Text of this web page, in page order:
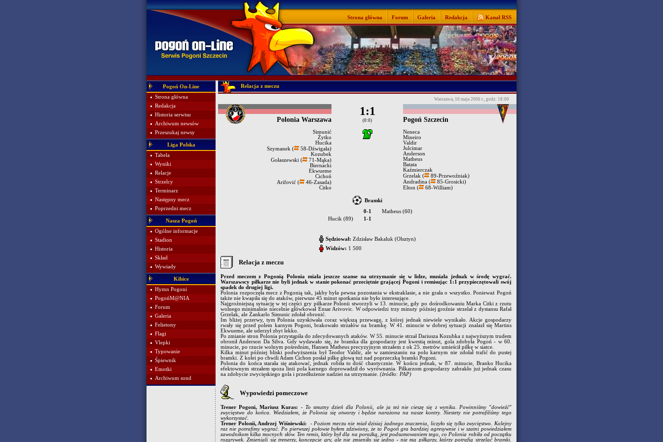
Strona główna Forum Galeria Redakcja Kanał RSS
Pogoń On-Line
Strona główna
Redakcja
Historia serwisu
Archiwum newsów
Przeszukaj newsy
Liga Polska
Tabela
Wyniki
Relacje
Strzelcy
Terminarz
Następny mecz
Poprzedni mecz
Nasza Pogoń
Ogólne informacje
Stadion
Historia
Skład
Wywiady
Kibice
Hymn Pogoni
PogońM@NIA
Forum
Galeria
Felietony
Flagi
Vlepki
Typowanie
Śpiewnik
Emotki
Archiwum sond
Relacja z meczu
Warszawa, 10 maja 2006 r., godz: 18:00
Polonia Warszawa
1:1
(0:0) Pogoń Szczecin
Simunić
Żytko
Hucika
Szymanek (
58-Dźwigała)
Kozubek
Gołaszewski (
71-Mąka)
Biernacki
Ekwueme
Cichoń
Arifović (
46-Zasada)
Citko
Neneca
Mineiro
Valdir
Julcimar
Anderson
Matheus
Batata
Kaźmierczak
Grzelak (
89-Przewoźniak)
Andradina (
85-Grosicki)
Elton (
68-William)
Bramki
0-1
Matheus (60)
Hucik (89)
1-1
Sędziował: Zdzisław Bakaluk (Olsztyn)
Widzów: 1 500
Relacja z meczu
Przed meczem z Pogonią Polonia miała jeszcze szanse na utrzymanie się w lidze, musiała jednak w środę wygrać.
Warszawscy piłkarze nie byli jednak w stanie pokonać przeciętnie grającej Pogoni i remisując 1:1 przypieczętowali swój
spadek do drugiej ligi.
Polonia rozpoczęła mecz z Pogonią tak, jakby była pewna pozostania w ekstraklasie, a nie grała o wszystko. Ponieważ Pogoń
także nie kwapiła się do ataków, pierwsze 45 minut spotkania nie było interesujące.
Najgroźniejszą sytuację w tej części gry piłkarze Polonii stworzyli w 13. minucie, gdy po dośrodkowaniu Marka Citki z rzutu
wolnego minimalnie niecelnie główkował Ensar Arivovic. W odpowiedzi trzy minuty później groźnie strzelał z dystansu Rafał
Grzelak, ale Żankarlo Simunic zdołał obronić.
Im bliżej przerwy, tym Polonia uzyskiwała coraz większą przewagę, z której jednak niewiele wynikało. Akcje gospodarzy
rwały się przed polem karnym Pogoni, brakowało strzałów na bramkę. W 41. minucie w dobrej sytuacji znalazł się Martins
Ekwueme, ale uderzył zbyt lekko.
Po zmianie stron Polonia przystąpiła do zdecydowanych ataków. W 55. minucie strzał Dariusza Kozubka z najwyższym trudem
obronił Anderson Da Silva. Gdy wydawało się, że bramka dla gospodarzy jest kwestią minut, gola zdobyła Pogoń - w 60.
minucie, po rzucie wolnym pośrednim, Hansen Matheus precyzyjnym strzałem z ok 25. metrów umieścił piłkę w siatce.
Kilka minut później bliski podwyższenia był Teodor Valdir, ale w zamieszaniu na polu karnym nie zdołał trafić do pustej
bramki. Z kolei po chwili Adam Cichon posłał piłkę głową tuż nad poprzeczką bramki Pogoni.
Polonia do końca starała się atakować, jednak robiła to dość chaotycznie. W końcu jednak, w 87. minucie, Branko Hucika
efektownym strzałem spoza linii pola karnego doprowadził do wyrównania. Piłkarzom gospodarzy zabrakło już jednak czasu
na zdobycie zwycięskiego gola i przedłużenie nadziei na utrzymanie. (źródło: PAP)
Wypowiedzi pomeczowe
Trener Pogoni, Mariusz Kuras: - To smutny dzień dla Polonii, ale ja też nie cieszę się z wyniku. Powinniśmy "dowieźć"
zwycięstwo do końca. Wiedziałem, że Polonia się otworzy i będzie narażona na nasze kontry. Niestety nie potrafiliśmy tego
wykorzystać.
Trener Polonii, Andrzej Wiśniewski:
- Poziom meczu nie miał dzisiaj żadnego znaczenia, liczyło się tylko zwycięstwo. Kolejny
raz nie potrafimy wygrać. Po pierwszej połowie byłem zdziwiony, że to Pogoń gra bardziej agresywnie i w szatni powiedziałem
zawodnikom kilka mocnych słów. Ten remis, który był dla na porażką, jest podsumowaniem tego, co Polonia robiła od początku
rozgrywek. Zmieniali się trenerzy, koncepcje gry, ale nie zmieniło się jedno - nie ma piłkarzy, którzy potrafią strzelać bramki.